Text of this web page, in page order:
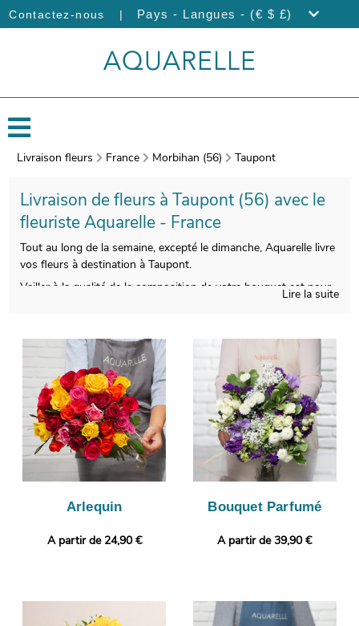
Contactez-nous | Pays - Langues - (€ $ £)
Livraison fleurs France Morbihan (56) Taupont
Livraison de fleurs à Taupont (56) avec le
fleuriste Aquarelle - France
Tout au long de la semaine, excepté le dimanche, Aquarelle livre
vos fleurs à destination à Taupont.
Veiller à la qualité de la composition de votre bouquet est pour
après sa composition. Nous vous ferons ensuite parvenir cette
photo afin que vous puissiez visualiser votre bouquet de fleurs.
L’envoi sera ensuite pris en charge. Rendez votre bouquet plus
original encore avec un message ou une photo selon vos
préférences.
Lire la suite
Arlequin
A partir de 24,90 €
Bouquet Parfumé
A partir de 39,90 €